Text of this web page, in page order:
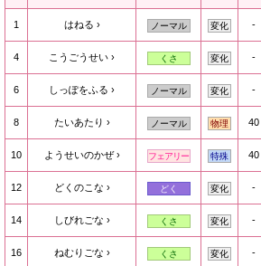
1 はねる ノーマル 変化 -
4 こうごうせい くさ 変化 -
6 しっぽをふる ノーマル 変化 -
8 たいあたり ノーマル 物理 40
10 ようせいのかぜ フェアリー 特殊 40
12 どくのこな どく 変化 -
14 しびれごな くさ 変化 -
16 ねむりごな くさ 変化 -